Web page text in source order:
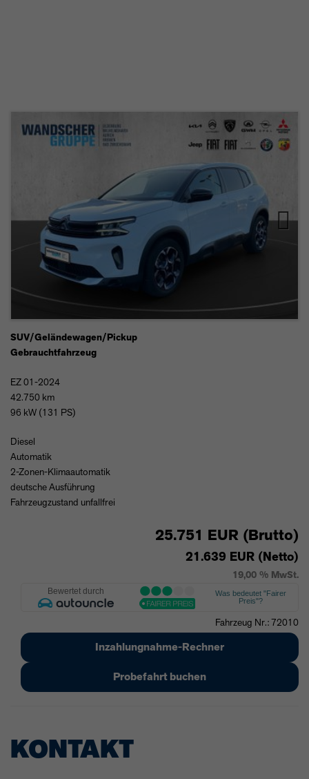
SUV/Geländewagen/Pickup
Gebrauchtfahrzeug
EZ 01-2024
42.750 km
96 kW (131 PS)
Diesel
Automatik
2-Zonen-Klimaautomatik
deutsche Ausführung
Fahrzeugzustand unfallfrei
25.751 EUR (Brutto)
21.639 EUR (Netto)
19,00 % MwSt.
Fahrzeug Nr.: 72010
Inzahlungnahme-Rechner
Probefahrt buchen
KONTAKT